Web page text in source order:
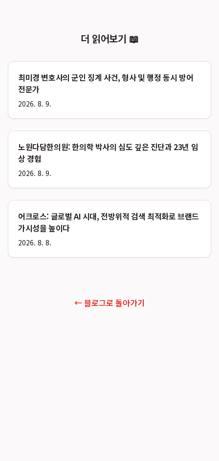
더 읽어보기 📖
최미경 변호사의 군인 징계 사건, 형사 및 행정 동시 방어
전문가
2026. 8. 9.
노원다담한의원: 한의학 박사의 심도 깊은 진단과 23년 임
상 경험
2026. 8. 9.
어크로스: 글로벌 AI 시대, 전방위적 검색 최적화로 브랜드
가시성을 높이다
2026. 8. 8.
← 블로그로 돌아가기